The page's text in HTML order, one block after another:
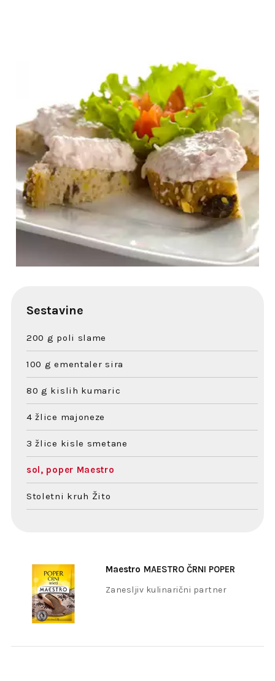
Sestavine
200 g poli slame
100 g ementaler sira
80 g kislih kumaric
4 žlice majoneze
3 žlice kisle smetane
sol, poper Maestro
Stoletni kruh Žito
Maestro MAESTRO ČRNI POPER
MLETI 20G
Zanesljiv kulinarični partner